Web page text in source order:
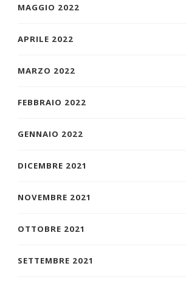
MAGGIO 2022
APRILE 2022
MARZO 2022
FEBBRAIO 2022
GENNAIO 2022
DICEMBRE 2021
NOVEMBRE 2021
OTTOBRE 2021
SETTEMBRE 2021